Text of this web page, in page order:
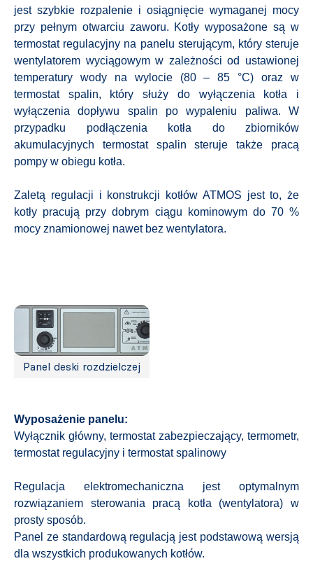
jest szybkie rozpalenie i osiągnięcie wymaganej mocy
przy pełnym otwarciu zaworu. Kotły wyposażone są w
termostat regulacyjny na panelu sterującym, który steruje
wentylatorem wyciągowym w zależności od ustawionej
temperatury wody na wylocie (80 – 85 °C) oraz w
termostat spalin, który służy do wyłączenia kotła i
wyłączenia dopływu spalin po wypaleniu paliwa. W
przypadku podłączenia kotła do zbiorników
akumulacyjnych termostat spalin steruje także pracą
pompy w obiegu kotła.
Zaletą regulacji i konstrukcji kotłów ATMOS jest to, że
kotły pracują przy dobrym ciągu kominowym do 70 %
mocy znamionowej nawet bez wentylatora.
Panel deski rozdzielczej
Wyposażenie panelu:
Wyłącznik główny, termostat zabezpieczający, termometr,
termostat regulacyjny i termostat spalinowy
Regulacja elektromechaniczna jest optymalnym
rozwiązaniem sterowania pracą kotła (wentylatora) w
prosty sposób.
Panel ze standardową regulacją jest podstawową wersją
dla wszystkich produkowanych kotłów.